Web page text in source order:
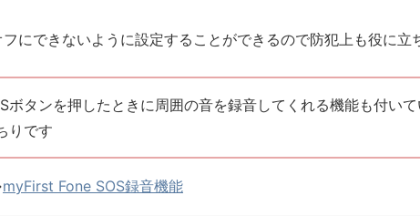
にできないように設定することができるので防犯上も役に立
ボタンを押したときに周囲の音を録音してくれる機能も付い
りです
myFirst Fone SOS録音機能